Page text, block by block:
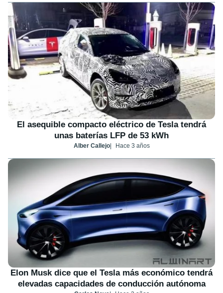
El asequible compacto eléctrico de Tesla tendrá
unas baterías LFP de 53 kWh
Alber Callejo Hace 3 años
Elon Musk dice que el Tesla más económico tendrá
elevadas capacidades de conducción autónoma